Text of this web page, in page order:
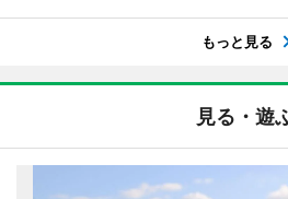
もっと見る
見る・遊